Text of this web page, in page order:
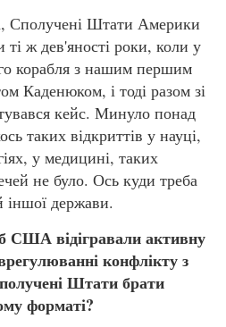
Сполучені Штати Америки
ж дев'яності роки, коли у
корабля з нашим першим
Каденюком, і тоді разом зі
кейс. Минуло понад
таких відкриттів у науці,
у медицині, таких
не було. Ось куди треба
іншої держави.
США відігравали активну
конфлікту з
Штати брати
форматі?